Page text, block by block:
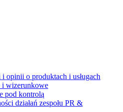
opinii o produktach i usługach
wizerunkowe
pod kontrolą
działań zespołu PR &